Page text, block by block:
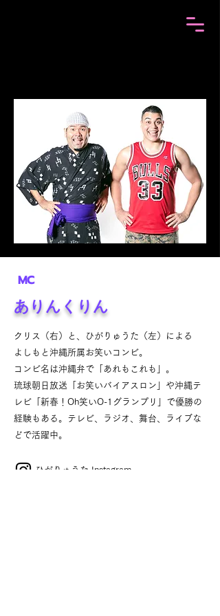
MC
ありんくりん
クリス（右）と、ひがりゅうた（左）による
よしもと沖縄所属お笑いコンビ。
コンビ名は沖縄弁で「あれもこれも」。
琉球朝日放送「お笑いバイアスロン」や沖縄テ
レビ「新春！Oh笑いO-1グランプリ」で優勝の
経験もある。テレビ、ラジオ、舞台、ライブな
どで活躍中。
ひがりゅうた Instagram